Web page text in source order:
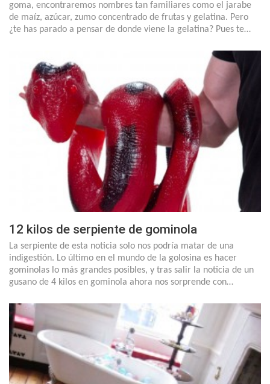
goma, encontraremos nombres tan familiares como el jarabe
de maíz, azúcar, zumo concentrado de frutas y gelatina. Pero
¿te has parado a pensar de donde viene la gelatina? Pues te…
12 kilos de serpiente de gominola
La serpiente de esta noticia solo nos podría matar de una
indigestión. Lo último en el mundo de la golosina es hacer
gominolas lo más grandes posibles, y tras salir la noticia de un
gusano de 4 kilos en gominola ahora nos sorprende con…